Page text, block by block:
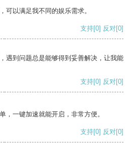
可以满足我不同的娱乐需求。
支持[0] 反对[0]
遇到问题总是能够得到妥善解决，让我能
支持[0] 反对[0]
，一键加速就能开启，非常方便。
支持[0] 反对[0]